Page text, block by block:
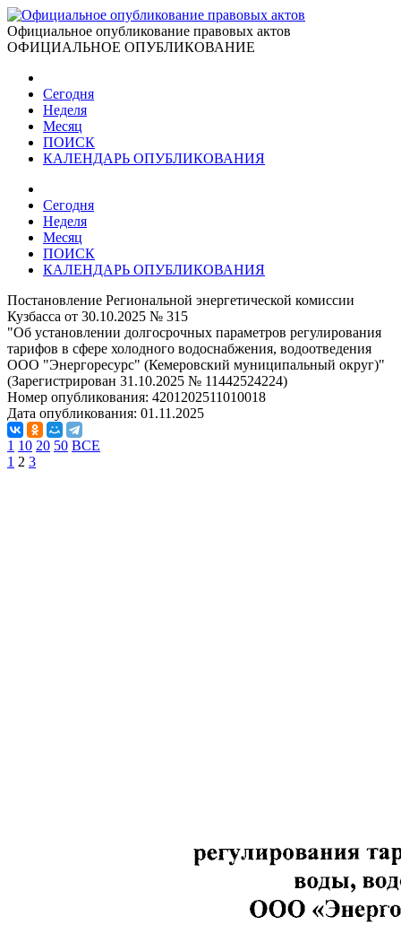
Официальное опубликование правовых актов
ОФИЦИАЛЬНОЕ ОПУБЛИКОВАНИЕ
Сегодня
Неделя
Месяц
ПОИСК
КАЛЕНДАРЬ ОПУБЛИКОВАНИЯ
Сегодня
Неделя
Месяц
ПОИСК
КАЛЕНДАРЬ ОПУБЛИКОВАНИЯ
Постановление Региональной энергетической комиссии
Кузбасса от 30.10.2025 № 315
"Об установлении долгосрочных параметров регулирования
тарифов в сфере холодного водоснабжения, водоотведения
ООО "Энергоресурс" (Кемеровский муниципальный округ)"
(Зарегистрирован 31.10.2025 № 11442524224)
Номер опубликования: 4201202511010018
Дата опубликования: 01.11.2025
1 10 20 50 ВСЕ
1 2 3